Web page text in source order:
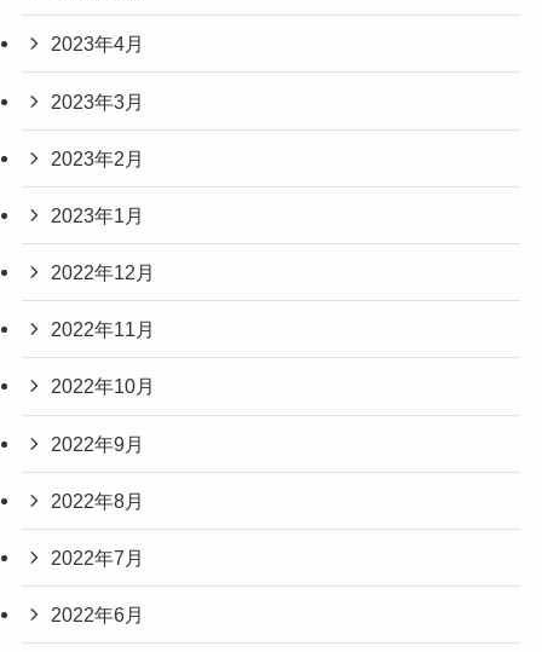
2023年4月
2023年3月
2023年2月
2023年1月
2022年12月
2022年11月
2022年10月
2022年9月
2022年8月
2022年7月
2022年6月